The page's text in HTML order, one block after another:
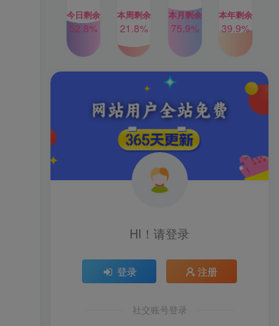
数，操作简单 上手难度低
2年前 1W+人已阅读
2024年最新玩法转转无货源
电商，新手小白 简单操作，
长期稳定 日收入500＋
2年前 1W+人已阅读
TOP4
发行人计划蛋仔派对全新玩
法，一天3000＋，蓝海暴力
变现2年前
公众号S粉新玩法，简单操
作、多重变现，每日收益1k
2年前
TOP6
今日剩余
52.8%
本周剩余
21.8%
本月剩余
75.9%
本年剩余
39.9%
HI！请登录
登录 注册
社交账号登录